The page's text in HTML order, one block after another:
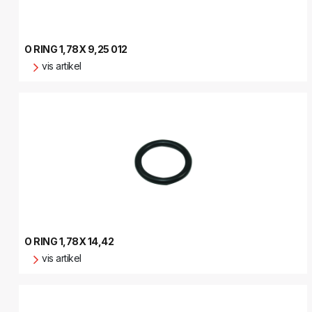
O RING 1,78X 9,25 012
vis artikel
O RING 1,78X 14,42
vis artikel